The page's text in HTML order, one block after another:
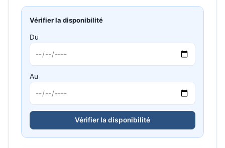
Vérifier la disponibilité
Du
Au
Vérifier la disponibilité